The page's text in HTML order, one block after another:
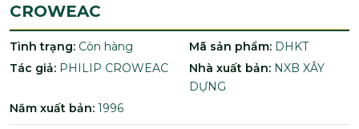
CROWEAC
Tình trạng: Còn hàng Mã sản phẩm: DHKT
Tác giả: PHILIP CROWEAC Nhà xuất bản: NXB XÂY
DỰNG
Năm xuất bản: 1996